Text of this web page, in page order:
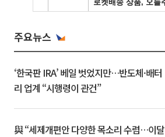
주요뉴스
‘한국판 IRA’ 베일 벗었지만…반도체·배터
리 업계 “시행령이 관건”
與 “세제개편안 다양한 목소리 수렴…이달